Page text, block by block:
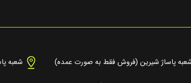
پاساژ شیرین (فروش فقط به صورت عمده) شعبه